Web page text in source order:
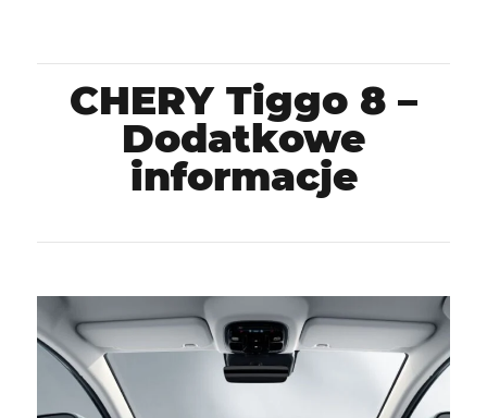
CHERY Tiggo 8 –
Dodatkowe
informacje